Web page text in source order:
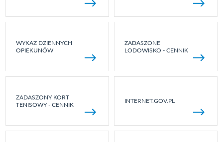
WYKAZ DZIENNYCH
OPIEKUNÓW
ZADASZONE
LODOWISKO - CENNIK
ZADASZONY KORT
TENISOWY - CENNIK
INTERNET.GOV.PL